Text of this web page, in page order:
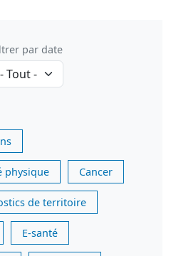
par date
physique Cancer
de territoire
E-santé